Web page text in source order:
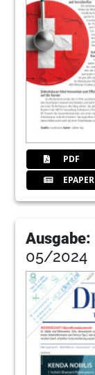
PDF
EPAPER
Ausgabe:
05/2024